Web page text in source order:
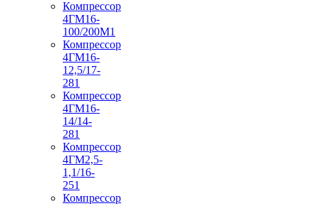
Компрессор
4ГМ16-
100/200М1
Компрессор
4ГМ16-
12,5/17-
281
Компрессор
4ГМ16-
14/14-
281
Компрессор
4ГМ2,5-
1,1/16-
251
Компрессор